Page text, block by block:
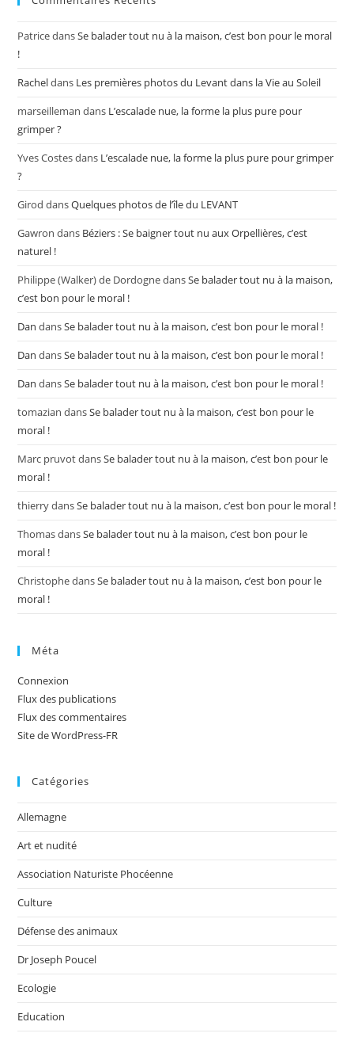
PatricedansSe balader tout nu à la maison, c’est bon pour le moral
!
Racheldans Les premières photos du Levant dans la Vie au Soleil
marseilleman dans L’escalade nue, la forme la plus pure pour
grimper ?
Yves Costesdans L’escalade nue, la forme la plus pure pour grimper
?
Girod dansQuelques photos de l’île du LEVANT
Gawron dans Béziers : Se baigner tout nu aux Orpellières, c’est
naturel !
Philippe (Walker) de DordognedansSe balader tout nu à la maison,
c’est bon pour le moral !
Dan dansSe balader tout nu à la maison, c’est bon pour le moral !
Dan dansSe balader tout nu à la maison, c’est bon pour le moral !
Dan dansSe balader tout nu à la maison, c’est bon pour le moral !
tomazian dansSe balader tout nu à la maison, c’est bon pour le
moral !
Marc pruvotdansSe balader tout nu à la maison, c’est bon pour le
moral !
thierrydansSe balader tout nu à la maison, c’est bon pour le moral !
ThomasdansSe balader tout nu à la maison, c’est bon pour le
moral !
ChristophedansSe balader tout nu à la maison, c’est bon pour le
moral !
Méta
Connexion
Flux des publications
Flux des commentaires
Site de WordPress-FR
Catégories
Allemagne
Art et nudité
Association Naturiste Phocéenne
Culture
Défense des animaux
Dr Joseph Poucel
Ecologie
Education